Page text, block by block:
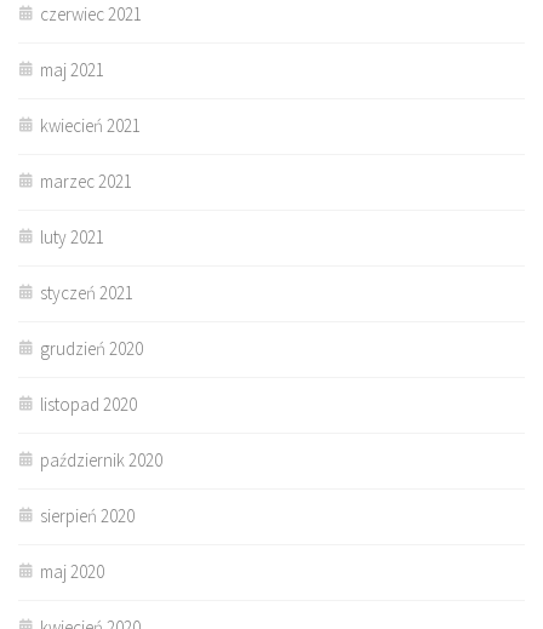
czerwiec 2021
maj 2021
kwiecień 2021
marzec 2021
luty 2021
styczeń 2021
grudzień 2020
listopad 2020
październik 2020
sierpień 2020
maj 2020